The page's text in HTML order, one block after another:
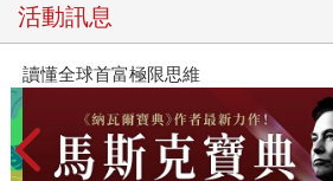
活動訊息
2026年8月金石堂強力推薦